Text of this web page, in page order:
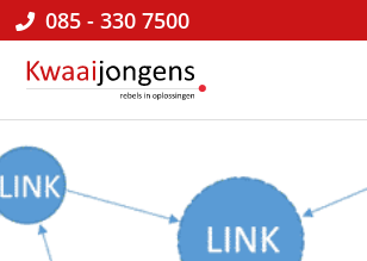
085 - 330 7500
Kwaaijongens
BLOG
kenniscafé
√
online
marketing